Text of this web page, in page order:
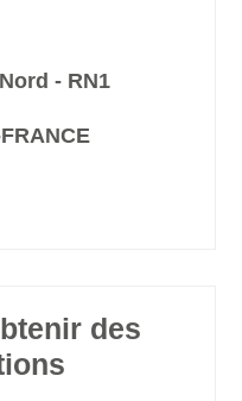
- RN1
des